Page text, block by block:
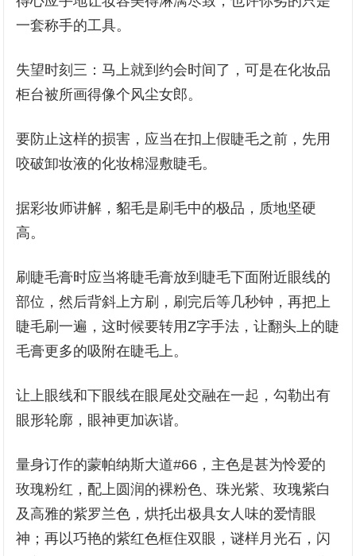
一套称手的工具。
失望时刻三：马上就到约会时间了，可是在化妆品
柜台被所画得像个风尘女郎。
要防止这样的损害，应当在扣上假睫毛之前，先用
咬破卸妆液的化妆棉湿敷睫毛。
据彩妆师讲解，貂毛是刷毛中的极品，质地坚硬
高。
刷睫毛膏时应当将睫毛膏放到睫毛下面附近眼线的
部位，然后背斜上方刷，刷完后等几秒钟，再把上
睫毛刷一遍，这时候要转用Z字手法，让翻头上的睫
毛膏更多的吸附在睫毛上。
让上眼线和下眼线在眼尾处交融在一起，勾勒出有
眼形轮廓，眼神更加诙谐。
量身订作的蒙帕纳斯大道#66，主色是甚为怜爱的
玫瑰粉红，配上圆润的裸粉色、珠光紫、玫瑰紫白
及高雅的紫罗兰色，烘托出极具女人味的爱情眼
神；再以巧艳的紫红色框住双眼，谜样月光石，闪